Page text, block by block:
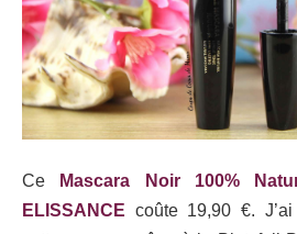
Ce
Mascara Noir 100%
ELISSANCE coûte 19,90 €.